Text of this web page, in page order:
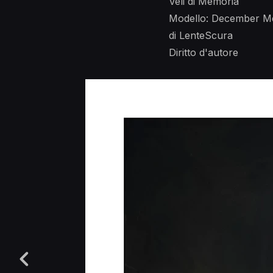
Modello: December
di LenteScura
Diritto d'autore